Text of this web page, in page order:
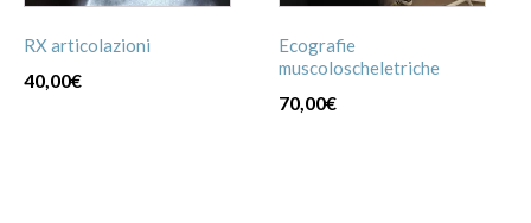
RX articolazioni
40,00€
Ecografie
muscoloscheletriche
70,00€